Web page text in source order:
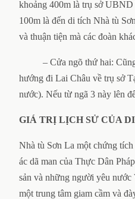
khoảng 400m là trụ sở
100m là đến di tích Nhà tù
và thuận tiện mà các đoàn
– Cửa ngõ thứ hai: Cũng
hướng đi Lai Châu về trụ sở
nước). Nếu từ ngã 3 này lên
GIÁ TRỊ LỊCH SỬ CỦA
Nhà tù Sơn La một chứng
ác dã man của Thực Dân
sản và những người yêu
một trung tâm giam cầm và